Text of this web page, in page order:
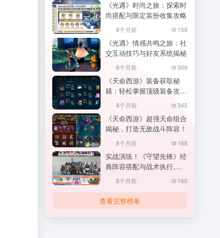
《光遇》时尚之旅：探索时
尚搭配与限定装扮收集攻略
8个月前 158
《光遇》情感共鸣之旅：社
交互动技巧与好友系统揭秘
8个月前 309
《天命西游》装备获取秘
籍：轻松掌握顶级装备攻
略！8个月前 345
《天命西游》超强天命组合
揭秘，打造无敌战斗阵容！
8个月前 168
实战演练！《守望先锋》经
典阵容搭配与战术执行,守
望先锋怎么打排位
8个月前 160
查看完整榜单